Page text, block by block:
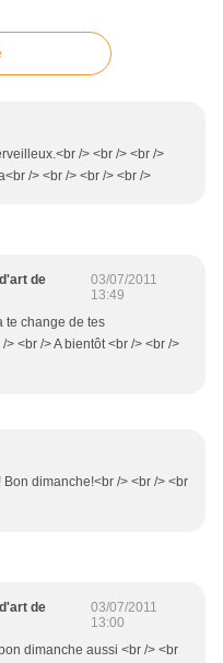
/> <br /> <br />
/> <br /> <br /> <br />
de
03/07/2011
13:49
te change de tes
<br /> A bientôt <br /> <br />
dimanche!<br /> <br /> <br
de
03/07/2011
13:00
dimanche aussi <br /> <br